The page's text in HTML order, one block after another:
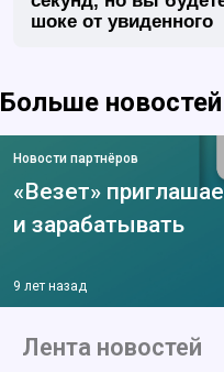
шоке от увиденного
Больше новостей
Новости партнёров
«Везет»
и зарабатывать
9 лет назад
Лента новостей